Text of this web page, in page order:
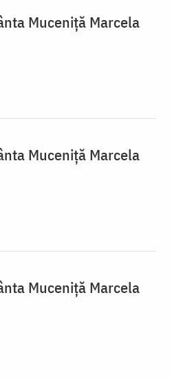
Muceniță Marcela
Muceniță Marcela
Muceniță Marcela